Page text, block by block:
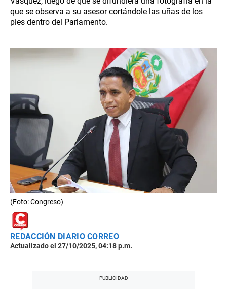
que se observa a su asesor cortándole las uñas de los
pies dentro del Parlamento.
(Foto: Congreso)
REDACCIÓN DIARIO CORREO
Actualizado el 27/10/2025, 04:18 p.m.